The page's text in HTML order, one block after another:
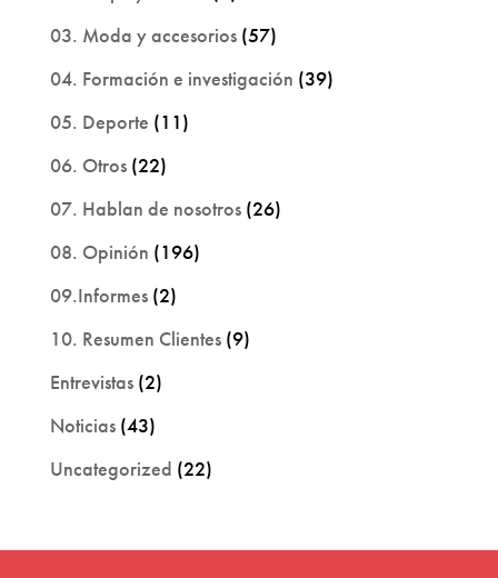
03. Moda y accesorios(57)
04. Formación e investigación (39)
05. Deporte (11)
06. Otros(22)
07. Hablan de nosotros(26)
08. Opinión (196)
09.Informes(2)
10. Resumen Clientes(9)
Entrevistas(2)
Noticias(43)
Uncategorized (22)